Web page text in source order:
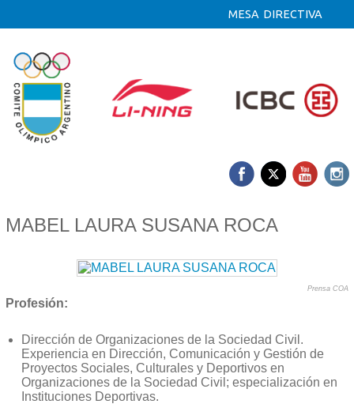
MESA DIRECTIVA
MABEL LAURA SUSANA ROCA
Prensa COA
Profesión:
Dirección de Organizaciones de la Sociedad Civil.
Experiencia en Dirección, Comunicación y Gestión de
Proyectos Sociales, Culturales y Deportivos en
Organizaciones de la Sociedad Civil; especialización en
Instituciones Deportivas.